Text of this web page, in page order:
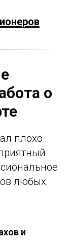
о
плохо
любых
и